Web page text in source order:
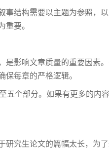
结构需要以主题为参照，
要。
影响文章质量的重要因素
每章的严格逻辑。
个部分。如果有更多的内
究生论文的篇幅太长，为